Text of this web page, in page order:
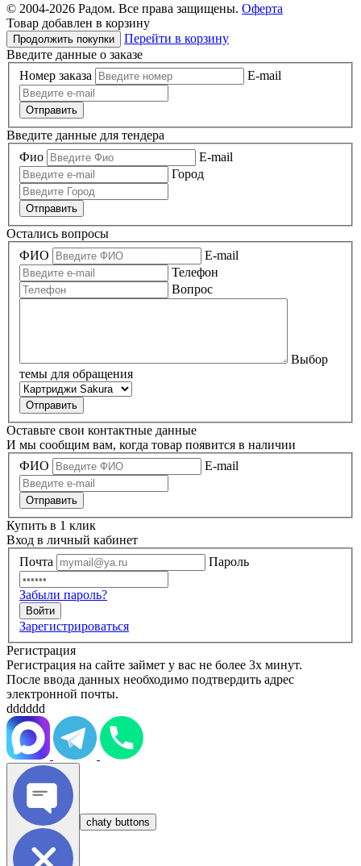
© 2004-2026 Радом. Все права защищены. Оферта
Товар добавлен в корзину
Продолжить покупки
Перейти в корзину
Введите данные о заказе
Номер заказа
E-mail
Отправить
Введите данные для тендера
Фио
E-mail
Город
Отправить
Остались вопросы
ФИО
E-mail
Телефон
Вопрос
Выбор
темы для обращения
Оставьте свои контактные данные
И мы сообщим вам, когда товар появится в наличии
ФИО
E-mail
Купить в 1 клик
Вход в личный кабинет
Почта
Пароль
Забыли пароль?
Зарегистрироваться
Регистрация
Регистрация на сайте займет у вас не более 3х минут.
После ввода данных необходимо подтвердить адрес
электронной почты.
dddddd
chaty buttons